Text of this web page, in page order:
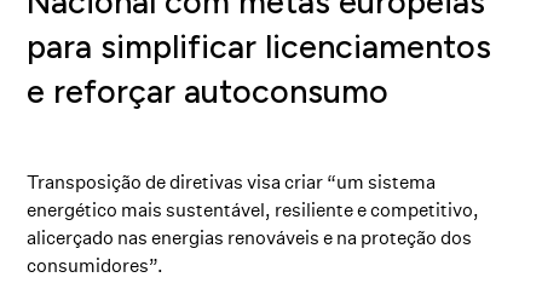
para simplificar licenciamentos
e reforçar autoconsumo
Transposição de diretivas visa criar “um sistema
energético mais sustentável, resiliente e competitivo,
alicerçado nas energias renováveis e na proteção dos
consumidores”.